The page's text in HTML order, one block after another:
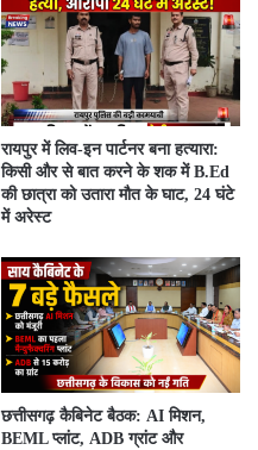
रायपुर में लिव-इन पार्टनर बना हत्यारा:
किसी और से बात करने के शक में B.Ed
की छात्रा को उतारा मौत के घाट, 24 घंटे
में अरेस्ट
छत्तीसगढ़ कैबिनेट बैठक: AI मिशन,
BEML प्लांट, ADB ग्रांट और